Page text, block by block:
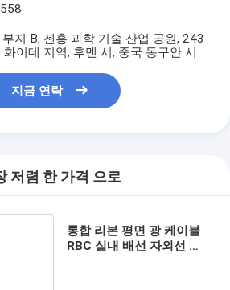
지 B, 젠홍 과학 기술 산업 공원, 243
화이데 지역, 후멘 시, 중국 동구안 시
지금 연락
저렴 한 가격 으로
통합 리본 평면 광 케이블
RBC 실내 배선 자외선 보